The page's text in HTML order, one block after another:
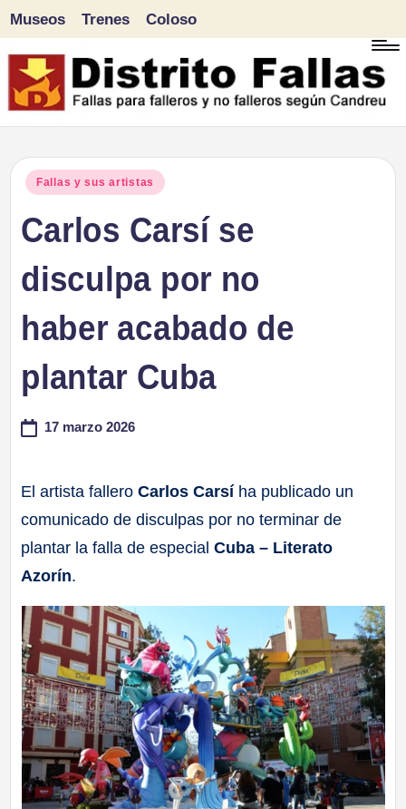
Saltar
al
Museos Trenes Coloso
Publicado
Fallas y sus artistas
Carlos Carsí se
disculpa por no
haber acabado de
plantar Cuba
17 marzo 2026
El artista falleroCarlos Carsíha publicado un
comunicado de disculpas por no terminar de
plantar la falla de especialCuba – Literato
Azorín.